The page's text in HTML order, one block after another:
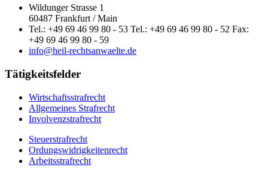
Wildunger Strasse 1
60487 Frankfurt / Main
Tel.: +49 69 46 99 80 - 53 Tel.: +49 69 46 99 80 - 52 Fax:
+49 69 46 99 80 - 59
info@heil-rechtsanwaelte.de
Tätigkeitsfelder
Wirtschaftsstrafrecht
Allgemeines Strafrecht
Involvenzstrafrecht
Steuerstrafrecht
Ordungswidrigkeitenrecht
Arbeitsstrafrecht